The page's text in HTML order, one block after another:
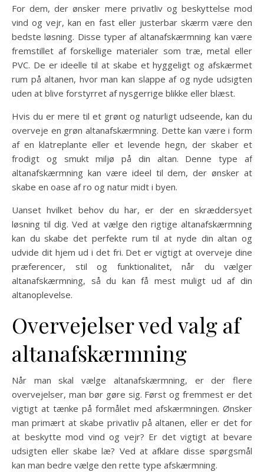
For dem, der ønsker mere privatliv og beskyttelse mod
vind og vejr, kan en fast eller justerbar skærm være den
bedste løsning. Disse typer af altanafskærmning kan være
fremstillet af forskellige materialer som træ, metal eller
PVC. De er ideelle til at skabe et hyggeligt og afskærmet
rum på altanen, hvor man kan slappe af og nyde udsigten
uden at blive forstyrret af nysgerrige blikke eller blæst.
Hvis du er mere til et grønt og naturligt udseende, kan du
overveje en grøn altanafskærmning. Dette kan være i form
af en klatreplante eller et levende hegn, der skaber et
frodigt og smukt miljø på din altan. Denne type af
altanafskærmning kan være ideel til dem, der ønsker at
skabe en oase af ro og natur midt i byen.
Uanset hvilket behov du har, er der en skræddersyet
løsning til dig. Ved at vælge den rigtige altanafskærmning
kan du skabe det perfekte rum til at nyde din altan og
udvide dit hjem ud i det fri. Det er vigtigt at overveje dine
præferencer, stil og funktionalitet, når du vælger
altanafskærmning, så du kan få mest muligt ud af din
altanoplevelse.
Overvejelser ved valg af
altanafskærmning
Når man skal vælge altanafskærmning, er der flere
overvejelser, man bør gøre sig. Først og fremmest er det
vigtigt at tænke på formålet med afskærmningen. Ønsker
man primært at skabe privatliv på altanen, eller er det for
at beskytte mod vind og vejr? Er det vigtigt at bevare
udsigten eller skabe læ? Ved at afklare disse spørgsmål
kan man bedre vælge den rette type afskærmning.